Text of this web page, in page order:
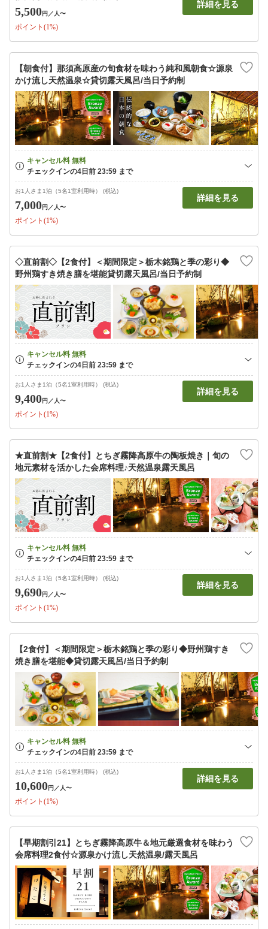
5,500円 ／人〜
ポイント(1%)
詳細を見る
【朝食付】那須高原産の旬食材を味わう純和風朝食☆源泉
かけ流し天然温泉☆貸切露天風呂/当日予約制
お1人さま1泊（5名1室利用時） (税込)
7,000円 ／人〜
ポイント(1%)
詳細を見る
◇直前割◇【2食付】＜期間限定＞栃木銘鶏と季の彩り◆
野州鶏すき焼き膳を堪能貸切露天風呂/当日予約制
お1人さま1泊（5名1室利用時） (税込)
9,400円 ／人〜
ポイント(1%)
詳細を見る
★直前割★【2食付】とちぎ霧降高原牛の陶板焼き｜旬の
地元素材を活かした会席料理♪天然温泉露天風呂
お1人さま1泊（5名1室利用時） (税込)
9,690円 ／人〜
ポイント(1%)
詳細を見る
【2食付】＜期間限定＞栃木銘鶏と季の彩り◆野州鶏すき
焼き膳を堪能◆貸切露天風呂/当日予約制
お1人さま1泊（5名1室利用時） (税込)
10,600円 ／人〜
ポイント(1%)
詳細を見る
【早期割引21】とちぎ霧降高原牛＆地元厳選食材を味わう
会席料理2食付☆源泉かけ流し天然温泉/露天風呂